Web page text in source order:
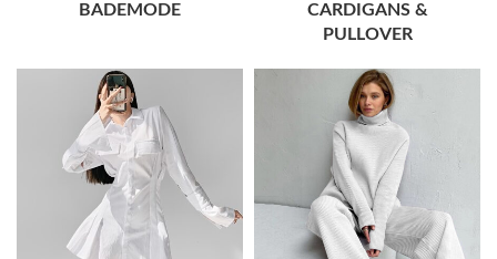
BADEMODE
CARDIGANS &
PULLOVER